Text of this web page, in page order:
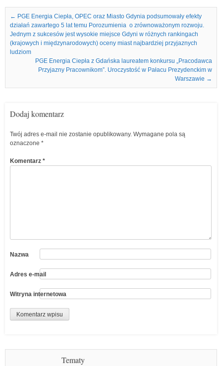
Nawigacja we wpisach
← PGE Energia Ciepła, OPEC oraz Miasto Gdynia podsumowały efekty
działań zawartego 5 lat temu Porozumienia o zrównoważonym rozwoju.
Jednym z sukcesów jest wysokie miejsce Gdyni w różnych rankingach
(krajowych i międzynarodowych) oceny miast najbardziej przyjaznych
ludziom
PGE Energia Ciepła z Gdańska laureatem konkursu „Pracodawca
Przyjazny Pracownikom”. Uroczystość w Pałacu Prezydenckim w
Warszawie →
Dodaj komentarz
Twój adres e-mail nie zostanie opublikowany. Wymagane pola są
oznaczone *
Komentarz *
Nazwa
Adres e-mail
Witryna internetowa
Tematy